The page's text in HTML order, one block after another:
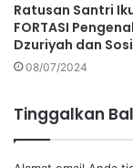
Ratusan Santri
FORTASI
Dzuriyah dan
08/07/2024
Tinggalkan